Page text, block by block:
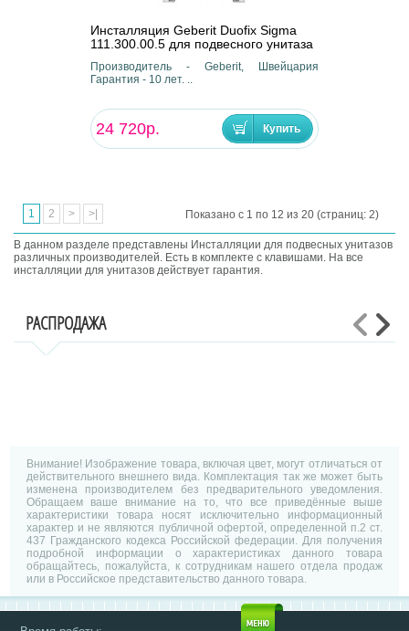
Инсталляция Geberit Duofix Sigma
111.300.00.5 для подвесного унитаза
Производитель - Geberit, Швейцария
Гарантия - 10 лет. ..
24 720р.
1 2 > >| Показано с 1 по 12 из 20 (страниц: 2)
В данном разделе представлены Инсталляции для подвесных унитазов
различных производителей. Есть в комплекте с клавишами. На все
инсталляции для унитазов действует гарантия.
РАСПРОДАЖА
Внимание! Изображение товара, включая цвет, могут отличаться от
действительного внешнего вида. Комплектация так же может быть
изменена производителем без предварительного уведомления.
Обращаем ваше внимание на то, что все приведённые выше
характеристики товара носят исключительно информационный
характер и не являются публичной офертой, определенной п.2 ст.
437 Гражданского кодекса Российской федерации. Для получения
подробной информации о характеристиках данного товара
обращайтесь, пожалуйста, к сотрудникам нашего отдела продаж
или в Российское представительство данного товара.